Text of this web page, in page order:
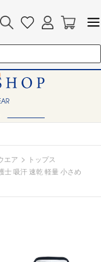
エア > トップス
士 吸汗 速乾 軽量 小さめ